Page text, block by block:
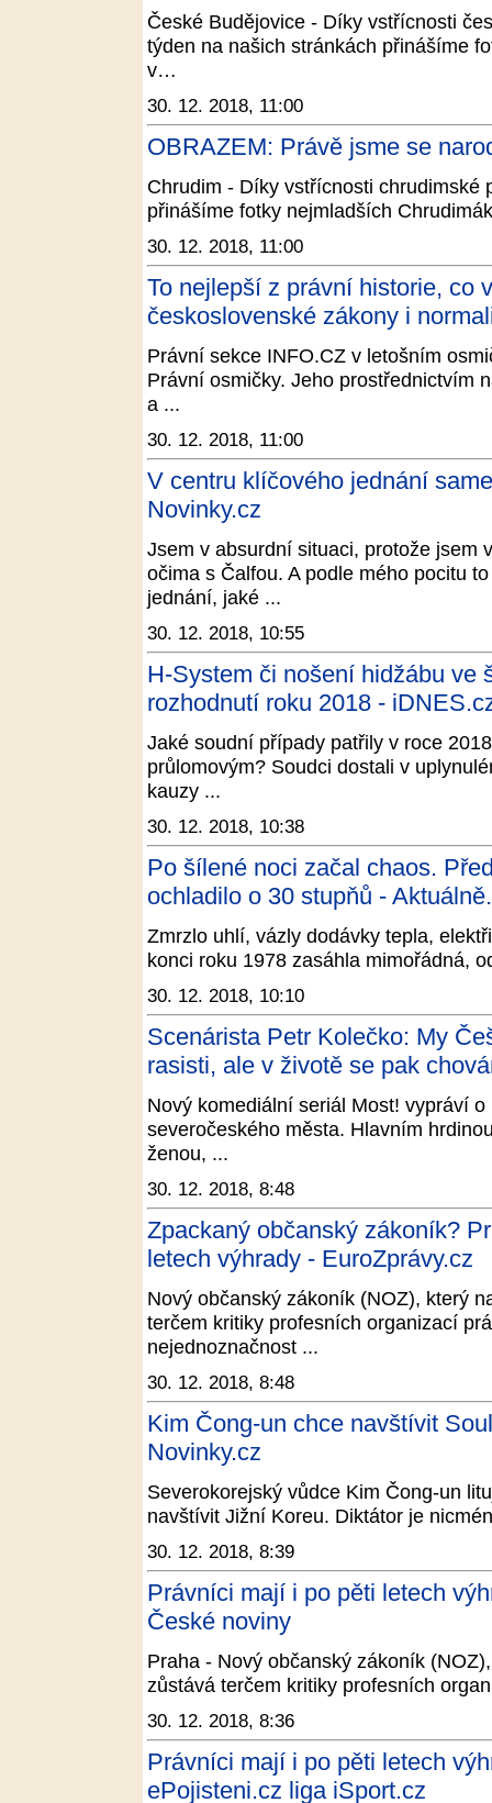
České Budějovice - Díky vstřícnosti
týden na našich stránkách přinášíme
v…
30. 12. 2018, 11:00
OBRAZEM: Právě jsme se
Chrudim - Díky vstřícnosti chrudimské
přinášíme fotky nejmladších
30. 12. 2018, 11:00
To nejlepší z právní historie, co
československé zákony i
Právní sekce INFO.CZ v letošním
Právní osmičky. Jeho prostřednictvím
a ...
30. 12. 2018, 11:00
V centru klíčového jednání
Novinky.cz
Jsem v absurdní situaci, protože jsem
očima s Čalfou. A podle mého pocitu
jednání, jaké ...
30. 12. 2018, 10:55
H-System či nošení hidžábu ve
rozhodnutí roku 2018 -
Jaké soudní případy patřily v roce
průlomovým? Soudci dostali v
kauzy ...
30. 12. 2018, 10:38
Po šílené noci začal chaos.
ochladilo o 30 stupňů -
Zmrzlo uhlí, vázly dodávky tepla,
konci roku 1978 zasáhla mimořádná,
30. 12. 2018, 10:10
Scenárista Petr Kolečko: My
rasisti, ale v životě se pak
Nový komediální seriál Most! vypráví
severočeského města. Hlavním
ženou, ...
30. 12. 2018, 8:48
Zpackaný občanský zákoník?
letech výhrady - EuroZprávy.cz
Nový občanský zákoník (NOZ), který
terčem kritiky profesních organizací
nejednoznačnost ...
30. 12. 2018, 8:48
Kim Čong-un chce navštívit
Novinky.cz
Severokorejský vůdce Kim Čong-un
navštívit Jižní Koreu. Diktátor je
30. 12. 2018, 8:39
Právníci mají i po pěti letech
České noviny
Praha - Nový občanský zákoník
zůstává terčem kritiky profesních
30. 12. 2018, 8:36
Právníci mají i po pěti letech
ePojisteni.cz liga iSport.cz